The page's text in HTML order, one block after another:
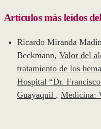
Artículos más leídos
Ricardo Miranda
Beckmann, Valor del
tratamiento de los
Hospital “Dr.
Guayaquil , Medicina: